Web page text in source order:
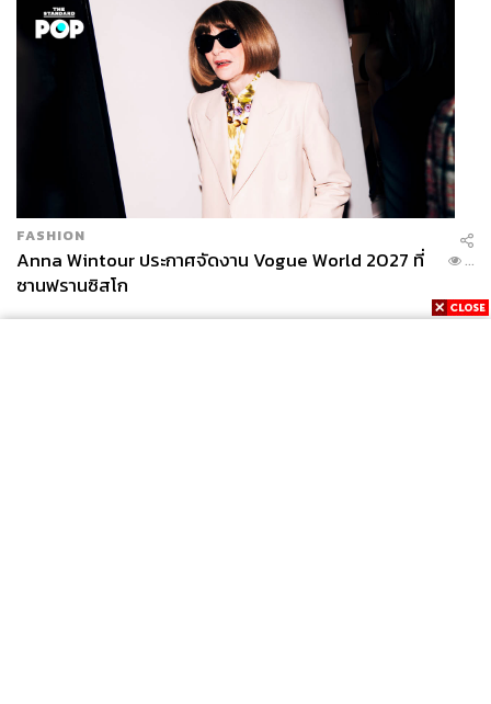
FASHION
Anna Wintour ประกาศจัดงาน Vogue World 2027 ที่
ซานฟรานซิสโก
...